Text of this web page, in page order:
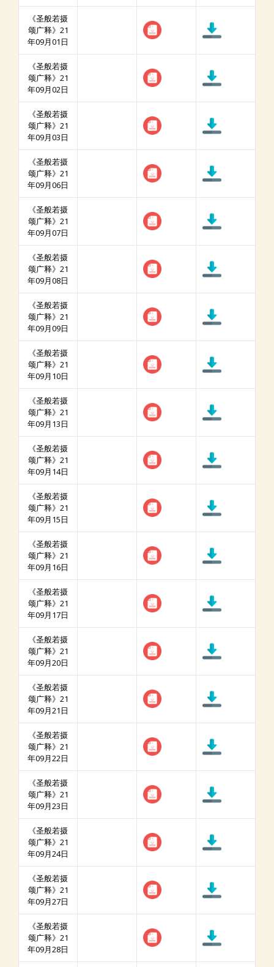
《圣般若摄
颂广释》21
年09月01日
《圣般若摄
颂广释》21
年09月02日
《圣般若摄
颂广释》21
年09月03日
《圣般若摄
颂广释》21
年09月06日
《圣般若摄
颂广释》21
年09月07日
《圣般若摄
颂广释》21
年09月08日
《圣般若摄
颂广释》21
年09月09日
《圣般若摄
颂广释》21
年09月10日
《圣般若摄
颂广释》21
年09月13日
《圣般若摄
颂广释》21
年09月14日
《圣般若摄
颂广释》21
年09月15日
《圣般若摄
颂广释》21
年09月16日
《圣般若摄
颂广释》21
年09月17日
《圣般若摄
颂广释》21
年09月20日
《圣般若摄
颂广释》21
年09月21日
《圣般若摄
颂广释》21
年09月22日
《圣般若摄
颂广释》21
年09月23日
《圣般若摄
颂广释》21
年09月24日
《圣般若摄
颂广释》21
年09月27日
《圣般若摄
颂广释》21
年09月28日